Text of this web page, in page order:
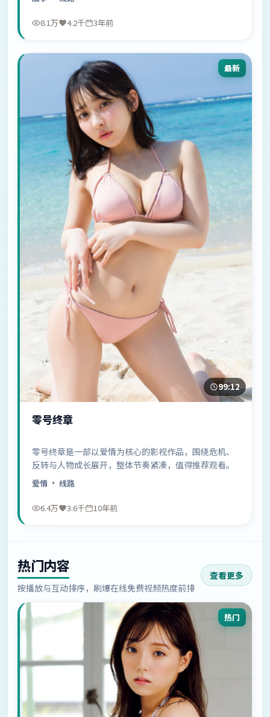
8.1万 4.2千 3年前
最新
99:12
零号终章
零号终章是一部以爱情为核心的影视作品，围绕危机、
反转与人物成长展开，整体节奏紧凑，值得推荐观看。
爱情 · 线路
6.4万 3.6千 10年前
热门内容
按播放与互动排序，刷爆在线免费视频热度前排
查看更多
热门